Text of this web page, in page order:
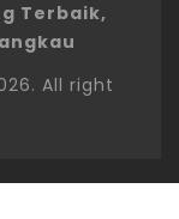
Terbaik,
All right